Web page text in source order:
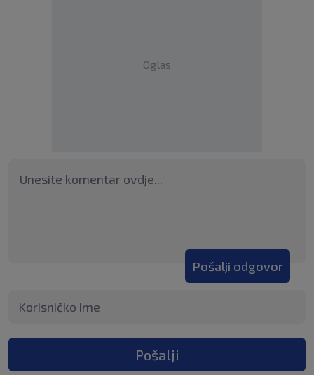
Oglas
Pošalji odgovor
Pošalji